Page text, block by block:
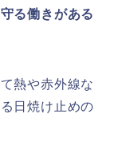
る働きがある
熱や赤外線な
日焼け止めの